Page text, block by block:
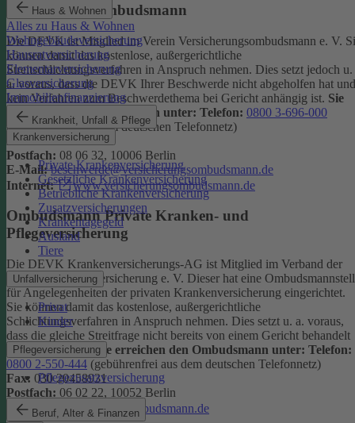
Haus & Wohnen
Alles zu Haus & Wohnen
Wohngebäudeversicherung
Hausratversicherung
Elementarversicherung
Glasversicherung
Immobilienfinanzierung
Krankheit, Unfall & Pflege
Krankenversicherung
Private Krankenversicherung
Gesetzliche Krankenversicherung
Betriebliche Krankenversicherung
Zusatzversicherungen
Krankentagegeld
Ausland
Tiere
Unfallversicherung
Privat
Kinder
Pflegeversicherung
Pflegezusatzversicherung
Beruf, Alter & Finanzen
Versicherungsombudsmann
Die DEVK ist Mitglied im Verein Versicherungsombudsmann e. V.
können damit das kostenlose, außergerichtliche
Streitschlichtungsverfahren in Anspruch nehmen. Dies setzt jedoch u.
a. voraus, dass die DEVK Ihrer Beschwerde nicht abgeholfen hat und
kein Verfahren zum Beschwerdethema bei Gericht anhängig ist. Sie
erreichen den Ombudsmann unter: Telefon: 0800 3-696-000
(gebührenfrei aus dem deutschen Telefonnetz)
Fax:0800 3-699-000
Postfach: 08 06 32, 10006 Berlin
E-Mail:beschwerde@versicherungsombudsmann.de
Internet:
www.versicherungsombudsmann.de
Ombudsmann Private Kranken- und
Pflegeversicherung
Die DEVK Krankenversicherungs-AG ist Mitglied im Verband der
privaten Krankenversicherung e. V. Dieser hat eine
für Angelegenheiten der privaten Krankenversicherung eingerichtet.
Sie können damit das kostenlose, außergerichtliche
Schlichtungsverfahren in Anspruch nehmen. Dies setzt u. a. voraus,
dass die gleiche Streitfrage nicht bereits von einem Gericht behandelt
wird oder wurde.Sie erreichen den Ombudsmann unter: Telefon:
0800 2-550-444 (gebührenfrei aus dem deutschen Telefonnetz)
Fax: 030 20458931
Postfach: 06 02 22, 10052 Berlin
Internet:
www.pkv-ombudsmann.de